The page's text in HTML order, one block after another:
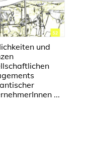
und
...